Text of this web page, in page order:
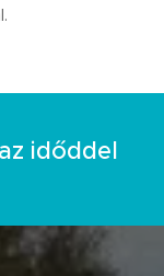
időddel